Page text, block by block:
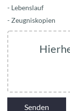
- Lebenslauf
- Zeugniskopien